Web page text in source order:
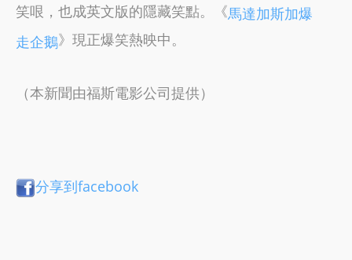
笑哏，也成英文版的隱藏笑點。《馬達加斯加爆
走企鵝》現正爆笑熱映中。
（本新聞由福斯電影公司提供）
分享到facebook